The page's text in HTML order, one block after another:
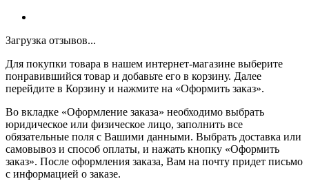
Загрузка отзывов...
Для покупки товара в нашем интернет-магазине выберите
понравившийся товар и добавьте его в корзину. Далее
перейдите в Корзину и нажмите на «Оформить заказ».
Во вкладке «Оформление заказа» необходимо выбрать
юридическое или физическое лицо, заполнить все
обязательные поля с Вашими данными. Выбрать доставка или
самовывоз и способ оплаты, и нажать кнопку «Оформить
заказ». После оформления заказа, Вам на почту придет письмо
с информацией о заказе.